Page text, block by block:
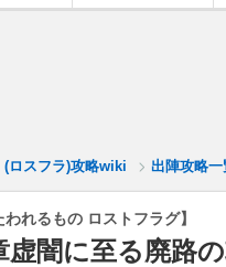
(ロスフラ)攻略wiki 出陣攻略一
われるもの ロストフラグ】
虚闇に至る廃路